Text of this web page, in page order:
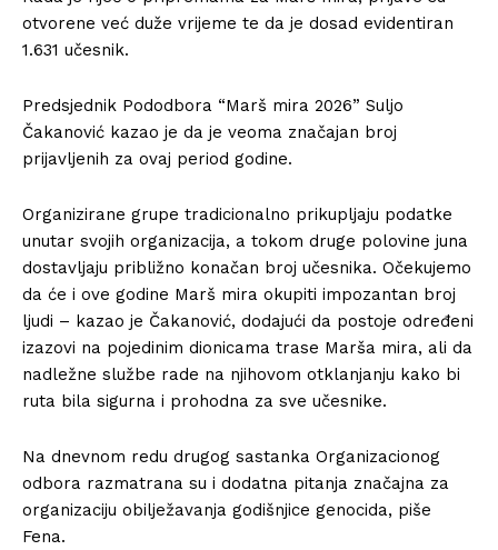
otvorene već duže vrijeme te da je dosad evidentiran
1.631 učesnik.
Predsjednik Pododbora “Marš mira 2026” Suljo
Čakanović kazao je da je veoma značajan broj
prijavljenih za ovaj period godine.
Organizirane grupe tradicionalno prikupljaju podatke
unutar svojih organizacija, a tokom druge polovine juna
dostavljaju približno konačan broj učesnika. Očekujemo
da će i ove godine Marš mira okupiti impozantan broj
ljudi – kazao je Čakanović, dodajući da postoje određeni
izazovi na pojedinim dionicama trase Marša mira, ali da
nadležne službe rade na njihovom otklanjanju kako bi
ruta bila sigurna i prohodna za sve učesnike.
Na dnevnom redu drugog sastanka Organizacionog
odbora razmatrana su i dodatna pitanja značajna za
organizaciju obilježavanja godišnjice genocida, piše
Fena.